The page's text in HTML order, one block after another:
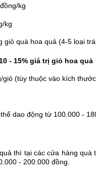
kg
kg
quà hoa quả (4-5 loại
- 15% giá trị giỏ hoa quả
(tùy thuộc vào kích
dao động từ 100.000 -
thì tại các cửa hàng
- 200.000 đồng.